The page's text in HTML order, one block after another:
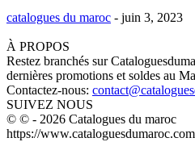
catalogues du maroc - juin 3, 2023
À PROPOS
Restez branchés sur
dernières promotions et soldes au
Contactez-nous:
SUIVEZ NOUS
© © - 2026 Catalogues du maroc
https://www.cataloguesdumaroc.com